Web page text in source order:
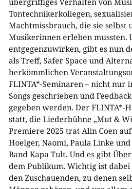
Tontechnikerkollegen,
Machtmissbrauch, die sie selbst
Musikerinnen erleben mussten.
entgegenzuwirken, gibt es nun
als Treff, Safer Space und
herkömmlichen
FLINTA*-Seminaren – nicht nur
Songs geschrieben und
gegeben werden. Der FLINTA*-
statt, die Liederbühne „Mut &
Premiere 2025 trat Alin Coen
Hoelger, Naomi, Paula Linke
Band Kapa Tult. Und es gibt
dem Publikum. Wichtig ist
den Zuschauenden, zu denen